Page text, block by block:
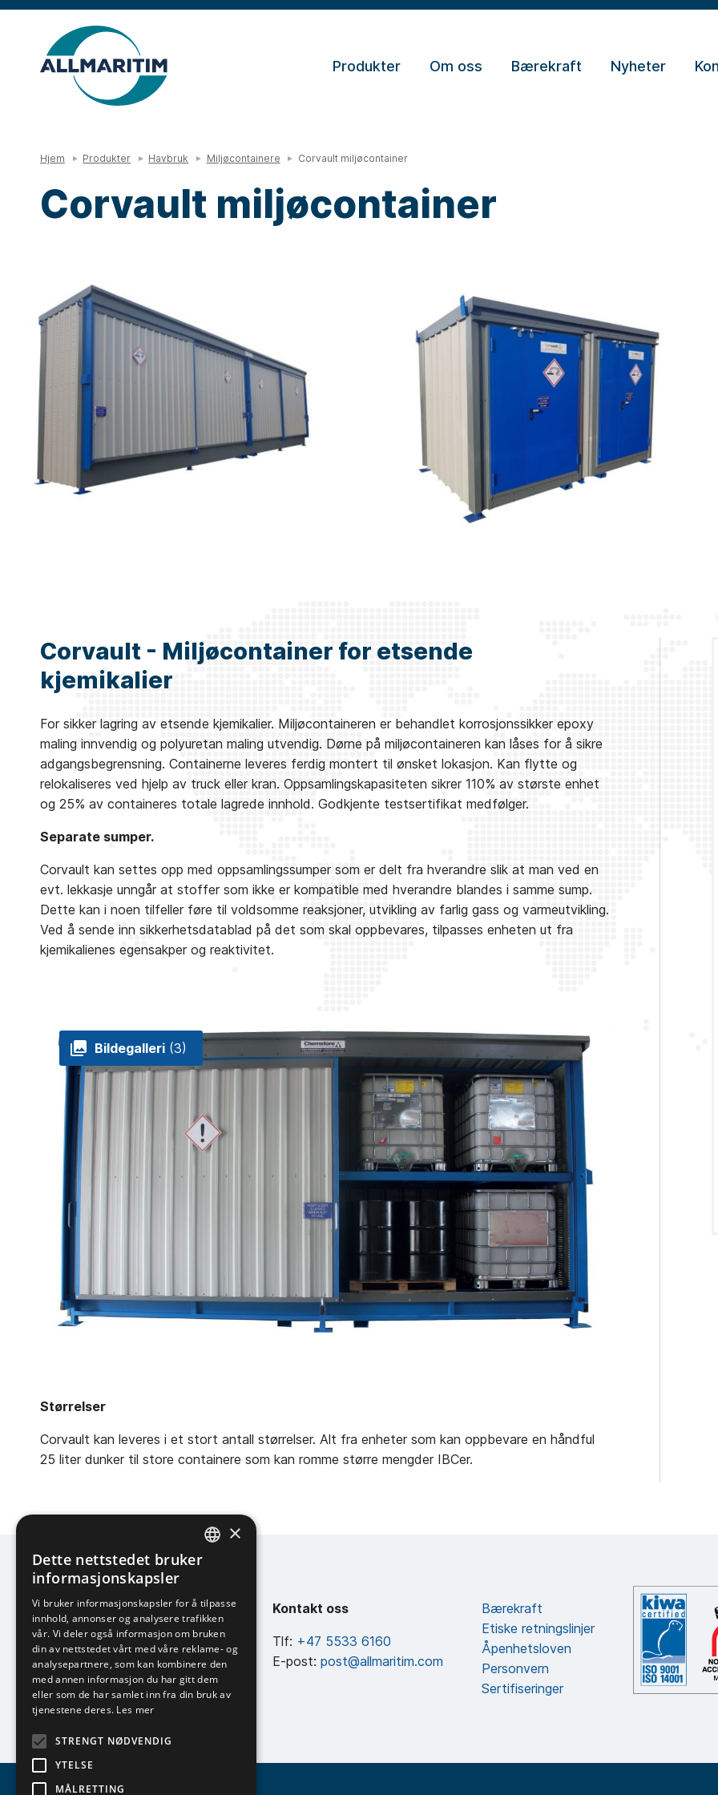
Produkter Om oss Bærekraft Nyheter
Hjem Produkter Havbruk Miljøcontainere Corvault miljøcontainer
Corvault miljøcontainer
Corvault - Miljøcontainer for etsende
kjemikalier
For sikker lagring av etsende kjemikalier. Miljøcontaineren er behandlet korrosjonssikker epoxy
maling innvendig og polyuretan maling utvendig. Dørne på miljøcontaineren kan låses for å sikre
adgangsbegrensning. Containerne leveres ferdig montert til ønsket lokasjon. Kan flytte og
relokaliseres ved hjelp av truck eller kran. Oppsamlingskapasiteten sikrer 110% av største enhet
og 25% av containeres totale lagrede innhold. Godkjente testsertifikat medfølger.
Separate sumper.
Corvault kan settes opp med oppsamlingssumper som er delt fra hverandre slik at man ved en
evt. lekkasje unngår at stoffer som ikke er kompatible med hverandre blandes i samme sump.
Dette kan i noen tilfeller føre til voldsomme reaksjoner, utvikling av farlig gass og varmeutvikling.
Ved å sende inn sikkerhetsdatablad på det som skal oppbevares, tilpasses enheten ut fra
kjemikalienes egensakper og reaktivitet.
Bildegalleri (3)
Størrelser
Corvault kan leveres i et stort antall størrelser. Alt fra enheter som kan oppbevare en håndful
25 liter dunker til store containere som kan romme større mengder IBCer.
AllMaritim AS
Hillerenveien 82, 5174 Mathopen
Org.nr: 846 870 792
Kontakt oss
Tlf: +47 5533 6160
E-post: post@allmaritim.com
Bærekraft
Etiske retningslinjer
Åpenhetsloven
Personvern
Sertifiseringer
NORWEGIAN
ENGLISH
×
Dette nettstedet bruker
informasjonskapsler
Vi bruker informasjonskapsler for å tilpasse
innhold, annonser og analysere trafikken
vår. Vi deler også informasjon om bruken
din av nettstedet vårt med våre reklame- og
analysepartnere, som kan kombinere den
med annen informasjon du har gitt dem
eller som de har samlet inn fra din bruk av
tjenestene deres. Les mer
STRENGT NØDVENDIG
YTELSE
MÅLRETTING